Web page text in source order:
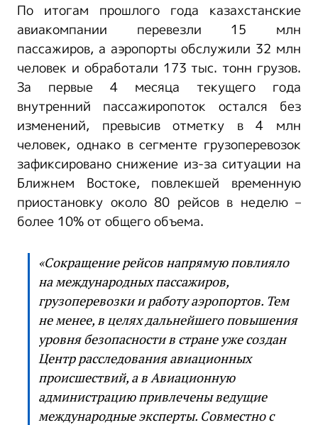
По итогам прошлого года казахстанские
авиакомпании перевезли 15 млн
пассажиров, а аэропорты обслужили 32 млн
человек и обработали 173 тыс. тонн грузов.
За первые 4 месяца текущего года
внутренний пассажиропоток остался без
изменений, превысив отметку в 4 млн
человек, однако в сегменте грузоперевозок
зафиксировано снижение из-за ситуации на
Ближнем Востоке, повлекшей временную
приостановку около 80 рейсов в неделю –
более 10% от общего объема.
«Сокращение рейсов напрямую повлияло
на международных пассажиров,
грузоперевозки и работу аэропортов. Тем
не менее, в целях дальнейшего повышения
уровня безопасности в стране уже создан
Центр расследования авиационных
происшествий, а в Авиационную
администрацию привлечены ведущие
международные эксперты. Совместно с